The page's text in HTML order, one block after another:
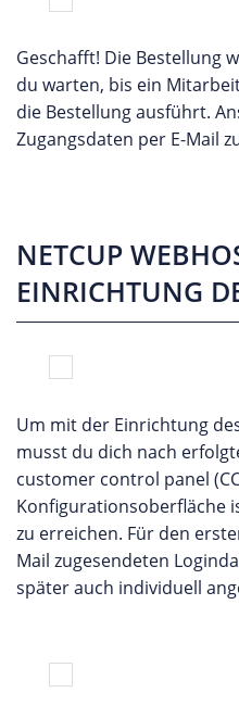
Geschafft! Die Bestellung
du warten, bis ein
die Bestellung ausführt.
Zugangsdaten per E-Mail
NETCUP
EINRICHTUNG
Um mit der Einrichtung
musst du dich nach
customer control panel
Konfigurationsoberfläche
zu erreichen. Für den
Mail zugesendeten
später auch individuell